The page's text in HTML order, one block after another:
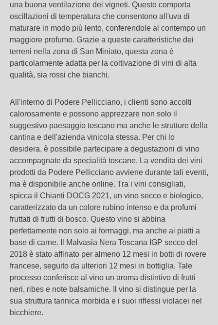
una buona ventilazione dei vigneti. Questo comporta
oscillazioni di temperatura che consentono all'uva di
maturare in modo più lento, conferendole al contempo un
maggiore profumo. Grazie a queste caratteristiche dei
terreni nella zona di San Miniato, questa zona è
particolarmente adatta per la coltivazione di vini di alta
qualità, sia rossi che bianchi.
All'interno di Podere Pellicciano, i clienti sono accolti
calorosamente e possono apprezzare non solo il
suggestivo paesaggio toscano ma anche le strutture della
cantina e dell'azienda vinicola stessa. Per chi lo
desidera, è possibile partecipare a degustazioni di vino
accompagnate da specialità toscane. La vendita dei vini
prodotti da Podere Pellicciano avviene durante tali eventi,
ma è disponibile anche online. Tra i vini consigliati,
spicca il Chianti DOCG 2021, un vino secco e biologico,
caratterizzato da un colore rubino intenso e da profumi
fruttati di frutti di bosco. Questo vino si abbina
perfettamente non solo ai formaggi, ma anche ai piatti a
base di carne. Il Malvasia Nera Toscana IGP secco del
2018 è stato affinato per almeno 12 mesi in botti di rovere
francese, seguito da ulteriori 12 mesi in bottiglia. Tale
processo conferisce al vino un aroma distintivo di frutti
neri, ribes e note balsamiche. Il vino si distingue per la
sua struttura tannica morbida e i suoi riflessi violacei nel
bicchiere.